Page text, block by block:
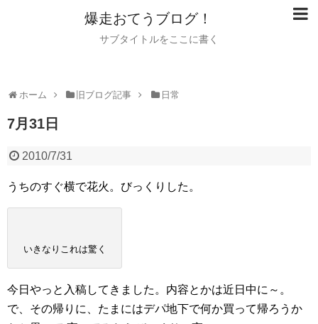
爆走おてうブログ！
サブタイトルをここに書く
ホーム 旧ブログ記事 日常
7月31日
2010/7/31
うちのすぐ横で花火。びっくりした。
いきなりこれは驚く
今日やっと入稿してきました。内容とかは近日中に～。
で、その帰りに、たまにはデパ地下で何か買って帰ろうか